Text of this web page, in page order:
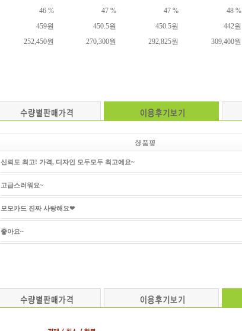
46 % 47 % 47 % 48 %
459원 450.5원 450.5원 442원
252,450원 270,300원 292,825원 309,400원
신뢰도 최고! 가격, 디자인 모두모두 최고에요~
고급스러워요~
모모카드 진짜 사랑해요❤
좋아요~